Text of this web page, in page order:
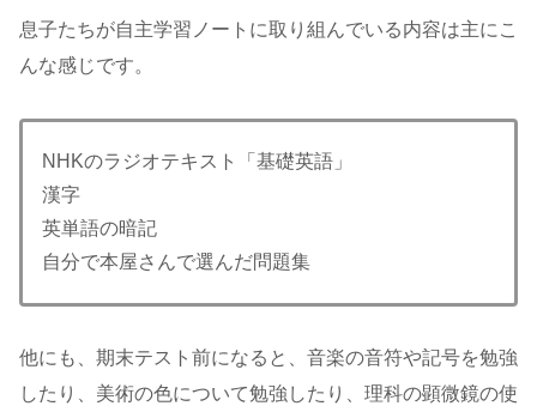
息子たちが自主学習ノートに取り組んでいる内容は主にこ
んな感じです。
NHKのラジオテキスト「基礎英語」
漢字
英単語の暗記
自分で本屋さんで選んだ問題集
他にも、期末テスト前になると、音楽の音符や記号を勉強
したり、美術の色について勉強したり、理科の顕微鏡の使